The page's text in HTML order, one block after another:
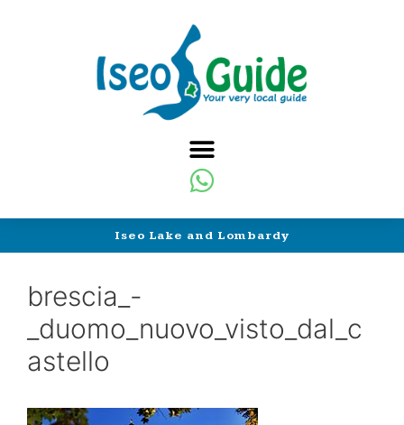
Iseo Lake and Lombardy
brescia_-
_duomo_nuovo_visto_dal_c
astello